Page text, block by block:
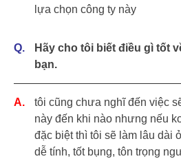
lựa chọn công ty này
Hãy cho tôi biết điều gì tốt
bạn.
tôi cũng chưa nghĩ đến việc
này đến khi nào nhưng nếu
đặc biệt thì tôi sẽ làm lâu dài
dễ tính, tốt bụng, tôn trọng